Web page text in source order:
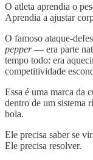
O atleta aprendia o
Aprendia a ajustar
O famoso ataque-
pepper— era parte
tempo todo: era
competitividade
Essa é uma marca da
dentro de um sistema
bola.
Ele precisa saber se
Ele precisa resolver.